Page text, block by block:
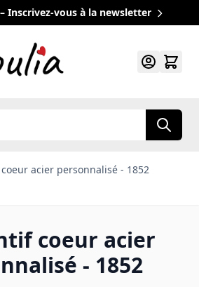
Inscrivez-vous à la newsletter
acier personnalisé - 1852
coeur acier
- 1852